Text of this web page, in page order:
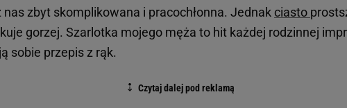
nas zbyt skomplikowana i pracochłonna. Jednak ciasto
gorzej. Szarlotka mojego męża to hit każdej rodzinnej
sobie przepis z rąk.